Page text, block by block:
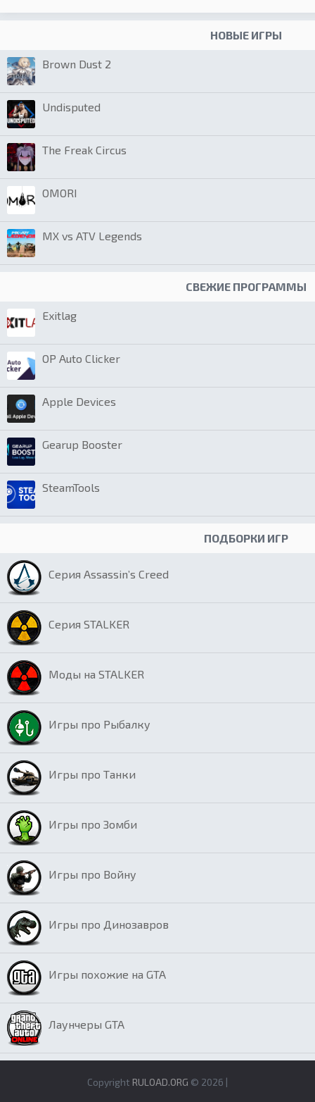
НОВЫЕ ИГРЫ
Brown Dust 2
Undisputed
The Freak Circus
OMORI
MX vs ATV Legends
СВЕЖИЕ ПРОГРАММЫ
Exitlag
OP Auto Clicker
Apple Devices
Gearup Booster
SteamTools
ПОДБОРКИ ИГР
Серия Assassin’s Creed
Серия STALKER
Моды на STALKER
Игры про Рыбалку
Игры про Танки
Игры про Зомби
Игры про Войну
Игры про Динозавров
Игры похожие на GTA
Лаунчеры GTA
Copyright RULOAD.ORG © 2026 |